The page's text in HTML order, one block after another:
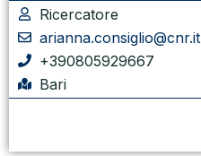
Ricercatore
arianna.consiglio@cnr.it
+390805929667
Bari